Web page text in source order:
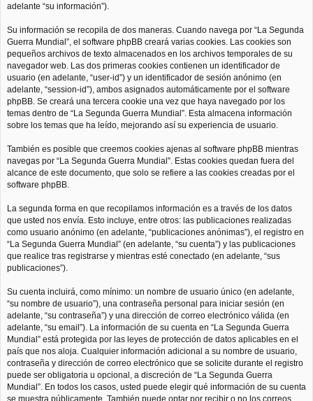
adelante “su información”).
Su información se recopila de dos maneras. Cuando navega por “La Segunda
Guerra Mundial”, el software phpBB creará varias cookies. Las cookies son
pequeños archivos de texto almacenados en los archivos temporales de su
navegador web. Las dos primeras cookies contienen un identificador de
usuario (en adelante, “user-id”) y un identificador de sesión anónimo (en
adelante, “session-id”), ambos asignados automáticamente por el software
phpBB. Se creará una tercera cookie una vez que haya navegado por los
temas dentro de “La Segunda Guerra Mundial”. Esta almacena información
sobre los temas que ha leído, mejorando así su experiencia de usuario.
También es posible que creemos cookies ajenas al software phpBB mientras
navegas por “La Segunda Guerra Mundial”. Estas cookies quedan fuera del
alcance de este documento, que solo se refiere a las cookies creadas por el
software phpBB.
La segunda forma en que recopilamos información es a través de los datos
que usted nos envía. Esto incluye, entre otros: las publicaciones realizadas
como usuario anónimo (en adelante, “publicaciones anónimas”), el registro en
“La Segunda Guerra Mundial” (en adelante, “su cuenta”) y las publicaciones
que realice tras registrarse y mientras esté conectado (en adelante, “sus
publicaciones”).
Su cuenta incluirá, como mínimo: un nombre de usuario único (en adelante,
“su nombre de usuario”), una contraseña personal para iniciar sesión (en
adelante, “su contraseña”) y una dirección de correo electrónico válida (en
adelante, “su email”). La información de su cuenta en “La Segunda Guerra
Mundial” está protegida por las leyes de protección de datos aplicables en el
país que nos aloja. Cualquier información adicional a su nombre de usuario,
contraseña y dirección de correo electrónico que se solicite durante el registro
puede ser obligatoria u opcional, a discreción de “La Segunda Guerra
Mundial”. En todos los casos, usted puede elegir qué información de su cuenta
se muestra públicamente. También puede optar por recibir o no los correos